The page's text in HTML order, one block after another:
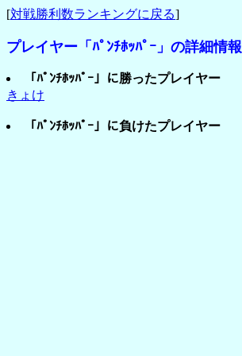
[対戦勝利数ランキングに戻る]
プレイヤー「ﾊﾟﾝﾁﾎｯﾊﾟｰ」の詳細情報
「ﾊﾟﾝﾁﾎｯﾊﾟｰ」に勝ったプレイヤー
きょけ
「ﾊﾟﾝﾁﾎｯﾊﾟｰ」に負けたプレイヤー